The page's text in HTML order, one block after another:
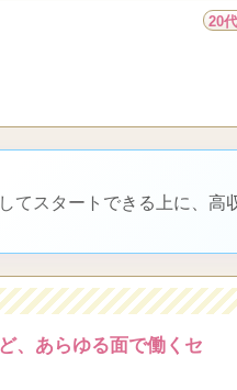
20
てスタートできる上に、高
、あらゆる面で働くセ